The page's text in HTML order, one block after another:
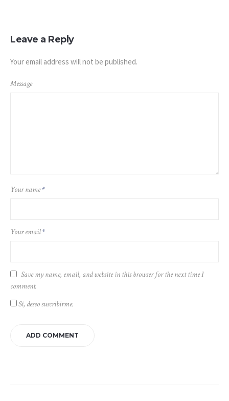
Leave a Reply
Your email address will not be published.
Message
Your name*
Your email*
Save my name, email, and website in this browser for the next time I
comment.
Sí, deseo suscribirme.